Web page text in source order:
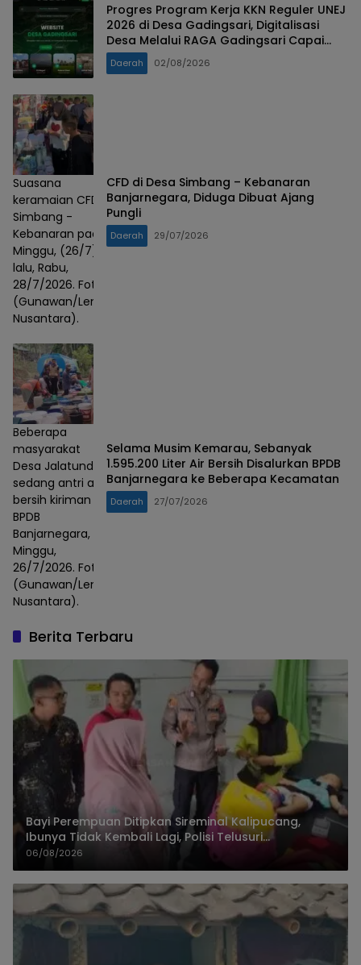
Progres Program Kerja KKN Reguler UNEJ
2026 di Desa Gadingsari, Digitalisasi
Desa Melalui RAGA Gadingsari Capai
98% Penyelesaian
Daerah 02/08/2026
Suasana
keramaian CFD
Simbang -
Kebanaran pada
Minggu, (26/7)
lalu, Rabu,
28/7/2026. Foto :
(Gunawan/Lensa
Nusantara).
CFD di Desa Simbang – Kebanaran
Banjarnegara, Diduga Dibuat Ajang
Pungli
Daerah 29/07/2026
Beberapa
masyarakat
Desa Jalatunda
sedang antri air
bersih kiriman
BPDB
Banjarnegara,
Minggu,
26/7/2026. Foto :
(Gunawan/Lensa
Nusantara).
Selama Musim Kemarau, Sebanyak
1.595.200 Liter Air Bersih Disalurkan BPDB
Banjarnegara ke Beberapa Kecamatan
Daerah 27/07/2026
Berita Terbaru
Bayi Perempuan Ditipkan Sireminal Kalipucang,
Ibunya Tidak Kembali Lagi, Polisi Telusuri
Keberadaan Orang Tua
06/08/2026